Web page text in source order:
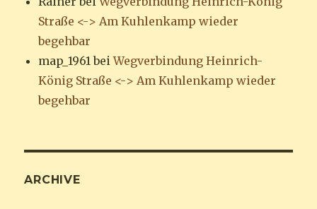
Straße <-> Am Kuhlenkamp wieder
begehbar
map_1961beiWegverbindung Heinrich-
König Straße <-> Am Kuhlenkamp wieder
begehbar
ARCHIVE